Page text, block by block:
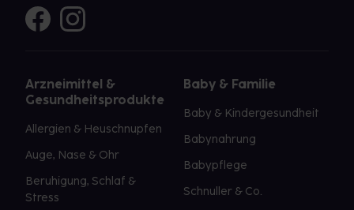
Arzneimittel &
Gesundheitsprodukte
Allergien & Heuschnupfen
Auge, Nase & Ohr
Beruhigung, Schlaf &
Stress
Baby & Familie
Baby & Kindergesundheit
Babynahrung
Babypflege
Schnuller & Co.